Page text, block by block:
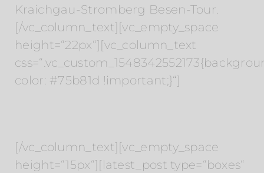
Kraichgau-Stromberg Besen-Tour.
[/vc_column_text][vc_empty_space
height=“22px“][vc_column_text
color: #75b81d !important;}“]
[/vc_column_text][vc_empty_space
height=“15px“][latest_post type=“boxes“